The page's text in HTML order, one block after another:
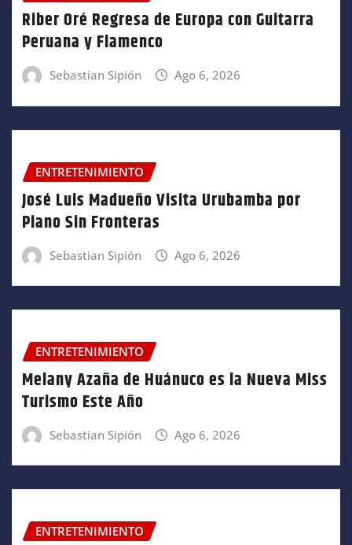
Riber Oré Regresa de Europa con Guitarra
Peruana y Flamenco
Sebastian Sipión Ago 6, 2026
ENTRETENIMIENTO
José Luis Madueño Visita Urubamba por
Piano Sin Fronteras
Sebastian Sipión Ago 6, 2026
ENTRETENIMIENTO
Melany Azaña de Huánuco es la Nueva Miss
Turismo Este Año
Sebastian Sipión Ago 6, 2026
ENTRETENIMIENTO